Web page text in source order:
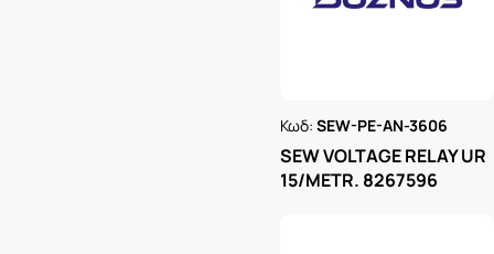
Κωδ:SEW-PE-AN-3606
SEW VOLTAGE RELAY UR
15/METR. 8267596